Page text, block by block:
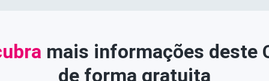
mais informações deste
de forma gratuita